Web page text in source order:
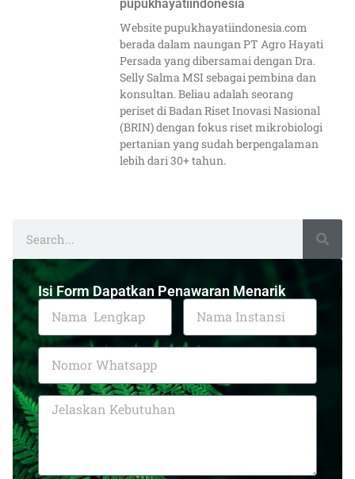
pupukhayatiindonesia
Website pupukhayatiindonesia.com
berada dalam naungan PT Agro Hayati
Persada yang dibersamai dengan Dra.
Selly Salma MSI sebagai pembina dan
konsultan. Beliau adalah seorang
periset di Badan Riset Inovasi Nasional
(BRIN) dengan fokus riset mikrobiologi
pertanian yang sudah berpengalaman
lebih dari 30+ tahun.
Isi Form Dapatkan Penawaran Menarik